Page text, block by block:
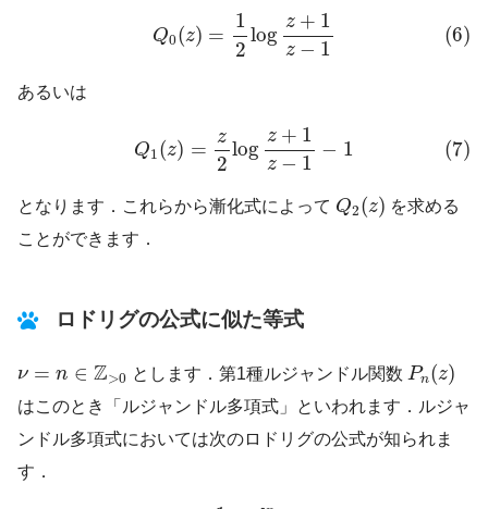
Q0(z) =
1
2
log
z + 1
z − 1
(6)
12 z+ 1 z−
あるいは
Q1(z) =
z
2
log
z + 1
z − 1
− 1 (7)
z z + z
となります．これらから漸化式によって Q2(z)
Q 2( z) を求める
ことができます．
ロドリグの公式に似た等式
ν = n ∈ Z>0
ν ∈ Z> 0 とします．第1種ルジャンドル関数 Pn(z)
Pn ( z)
はこのとき「ルジャンドル多項式」といわれます．ルジャ
ンドル多項式においては次のロドリグの公式が知られま
す．